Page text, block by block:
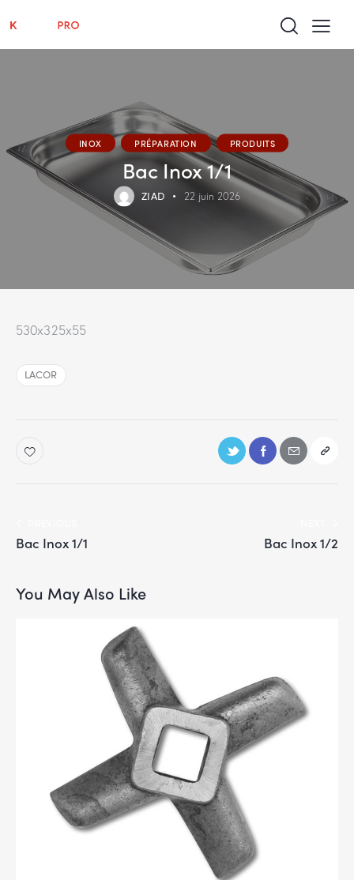
INOX PRÉPARATION PRODUITS
Bac Inox 1/1
ZIAD 22 juin 2026
530x325x55
LACOR
Bac Inox 1/1 Bac Inox 1/2
You May Also Like